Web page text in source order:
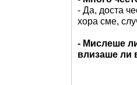
- Да, доста
хора сме,
- Мислеше
влизаше ли